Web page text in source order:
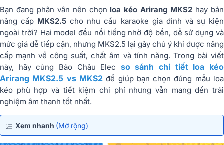
Bạn đang phân vân nên chọn loa kéo Arirang MKS2 hay bản
nâng cấp MKS2.5 cho nhu cầu karaoke gia đình và sự kiện
ngoài trời? Hai model đều nổi tiếng nhờ độ bền, dễ sử dụng và
mức giá dễ tiếp cận, nhưng MKS2.5 lại gây chú ý khi được nâng
cấp mạnh về công suất, chất âm và tính năng. Trong bài viết
này, hãy cùng Bảo Châu Elec so sánh chi tiết loa kéo
Arirang MKS2.5 vs MKS2để giúp bạn chọn đúng mẫu loa
kéo phù hợp và tiết kiệm chi phí nhưng vẫn mang đến trải
nghiệm âm thanh tốt nhất.
Xem nhanh (Mở rộng)